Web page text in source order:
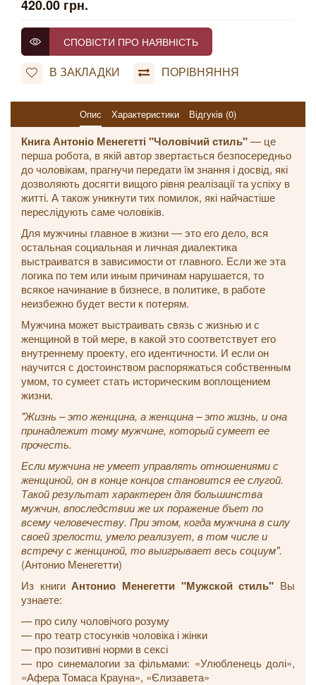
420.00 грн.
СПОВІСТИ ПРО НАЯВНІСТЬ
В ЗАКЛАДКИ ПОРІВНЯННЯ
Опис Характеристики Відгуків (0)
Книга Антоніо Менегетті "Чоловічий стиль"— це
перша робота, в якій автор звертається безпосередньо
до чоловікам, прагнучи передати їм знання і досвід, які
дозволяють досягти вищого рівня реалізації та успіху в
житті. А також уникнути тих помилок, які найчастіше
переслідують саме чоловіків.
Для мужчины главное в жизни ― это его дело, вся
остальная социальная и личная диалектика
выстраиватся в зависимости от главного. Если же эта
логика по тем или иным причинам нарушается, то
всякое начинание в бизнесе, в политике, в работе
неизбежно будет вести к потерям.
Мужчина может выстраивать связь с жизнью и с
женщиной в той мере, в какой это соответствует его
внутреннему проекту, его идентичности. И если он
научится с достоинством распоряжаться собственным
умом, то сумеет стать историческим воплощением
жизни.
"Жизнь – это женщина, а женщина – это жизнь, и она
принадлежит тому мужчине, который сумеет ее
прочесть.
Если мужчина не умеет управлять отношениями с
женщиной, он в конце концов становится ее слугой.
Такой результат характерен для большинства
мужчин, впоследствии же их поражение бъет по
всему человечеству. При этом, когда мужчина в силу
своей зрелости, умело реализует, в том числе и
встречу с женщиной, то выигрывает весь социум".
(Антонио Менегетти)
Из книгиАнтонио Менегетти "Мужской стиль" Вы
узнаете:
— про силу чоловічого розуму
— про театр стосунків чоловіка і жінки
— про позитивні норми в сексі
— про синемалогии за фільмами: «Улюбленець долі»,
«Афера Томаса Крауна», «Єлизавета»